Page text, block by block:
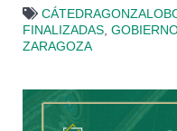
FINALIZADAS
ZARAGOZA